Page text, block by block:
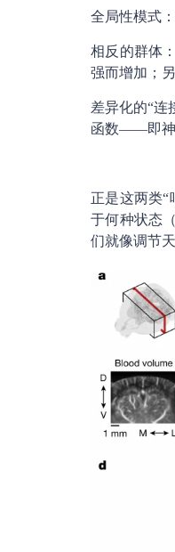
全局性模式
相反的群体
强而增加；
差异化的“连
函数——即神
正是这两类
于何种状态
们就像调节